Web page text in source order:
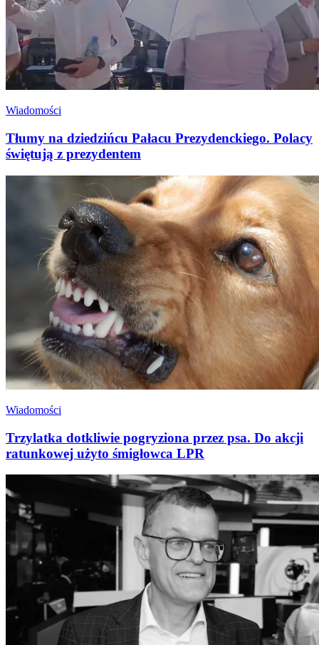
Wiadomości
Tłumy na dziedzińcu Pałacu Prezydenckiego. Polacy
świętują z prezydentem
Wiadomości
Trzylatka dotkliwie pogryziona przez psa. Do akcji
ratunkowej użyto śmigłowca LPR